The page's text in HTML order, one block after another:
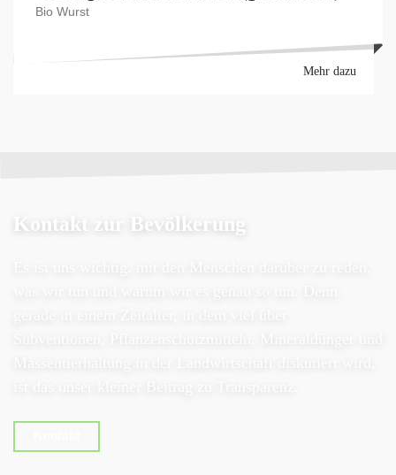
Bio Wurst
Mehr dazu
Kontakt zur Bevölkerung